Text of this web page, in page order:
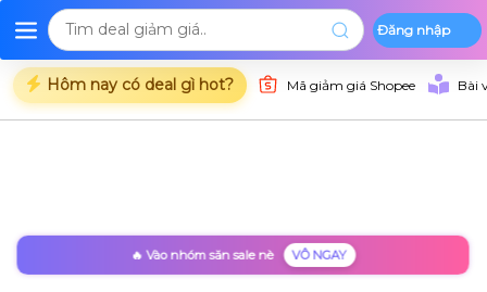
Đăng nhập
Hôm nay có deal gì hot? Mã giảm giá Shopee Bài
Trang chủ Deal Shopee Deal Lazada Deal Tiki Danh mục
🔥 Vào nhóm săn sale nè VÔ NGAY